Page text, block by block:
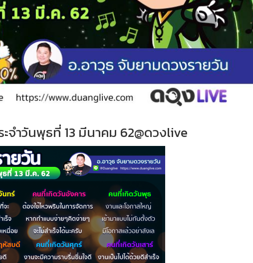
จำวันพุธที่ 13 มีนาคม 62@ดวงlive